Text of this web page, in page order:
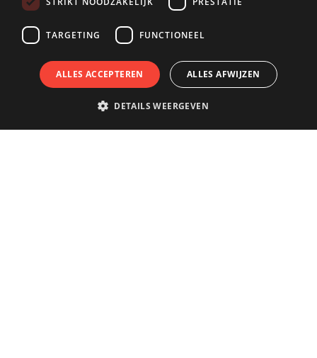
TARGETING FUNCTIONEEL
ALLES ACCEPTEREN ALLES AFWIJZEN
DETAILS WEERGEVEN